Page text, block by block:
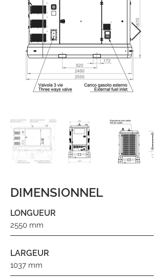
DIMENSIONNEL
LONGUEUR
2550 mm
LARGEUR
1037 mm